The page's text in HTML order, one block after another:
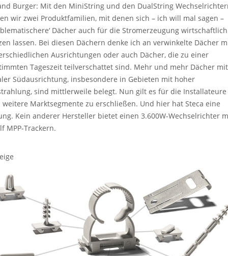
Burger: Mit den MiniString und den DualString
wir zwei Produktfamilien, mit denen sich – ich will mal sagen –
Dächer auch für die Stromerzeugung wirtschaftlich
lassen. Bei diesen Dächern denke ich an verwinkelte Dächer
Ausrichtungen oder auch Dächer, die zu einer
Tageszeit teilverschattet sind. Mehr und mehr Dächer mit
Südausrichtung, insbesondere in Gebieten mit hoher
sind mittlerweile belegt. Nun gilt es für die Installateure
weitere Marktsegmente zu erschließen. Und hier hat Steca eine
Kein anderer Hersteller bietet einen 3.600W-Wechselrichter
MPP-Trackern.